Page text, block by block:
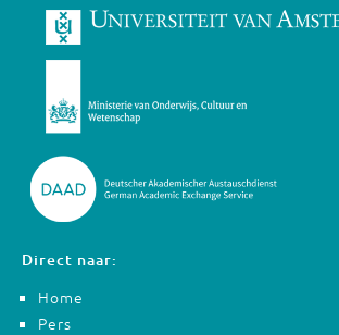
Direct naar:
Home
Pers